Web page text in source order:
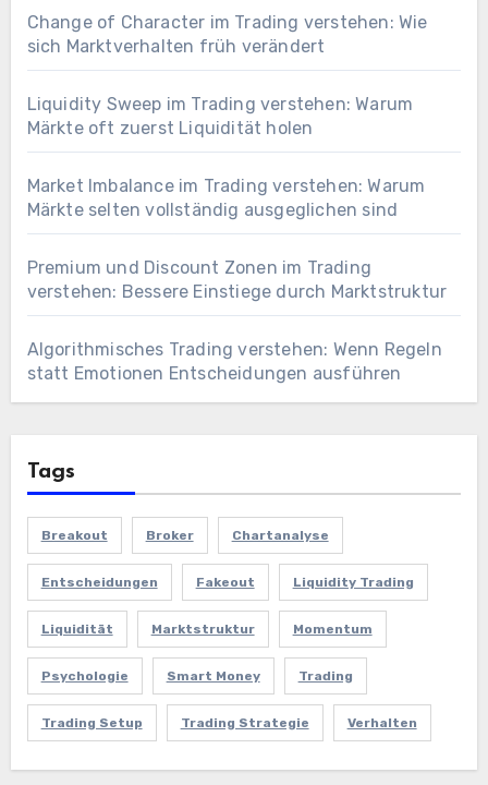
Change of Character im Trading verstehen: Wie
sich Marktverhalten früh verändert
Liquidity Sweep im Trading verstehen: Warum
Märkte oft zuerst Liquidität holen
Market Imbalance im Trading verstehen: Warum
Märkte selten vollständig ausgeglichen sind
Premium und Discount Zonen im Trading
verstehen: Bessere Einstiege durch Marktstruktur
Algorithmisches Trading verstehen: Wenn Regeln
statt Emotionen Entscheidungen ausführen
Tags
Breakout Broker Chartanalyse
Entscheidungen Fakeout Liquidity Trading
Liquidität Marktstruktur Momentum
Psychologie Smart Money Trading
Trading Setup Trading Strategie Verhalten